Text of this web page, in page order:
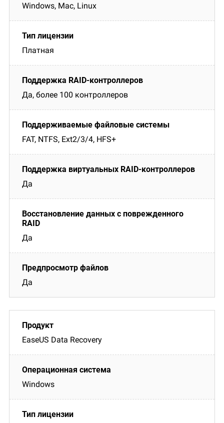
Windows, Mac, Linux
Платная
Да, более 100 контроллеров
FAT, NTFS, Ext2/3/4, HFS+
Да
Да
Да
EaseUS Data Recovery
Windows